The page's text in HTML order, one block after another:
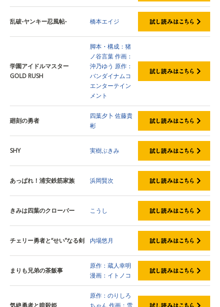
乱破-ヤンキー忍風帖- 橋本エイジ
学園アイドルマスター
GOLD RUSH
脚本・構成：猪
ノ谷言葉作画：
沖乃ゆう 原作：
バンダイナムコ
エンターテイン
メント
廻刻の勇者
四葉夕卜 佐藤貴
彬
SHY 実樹ぶきみ
あっぱれ！浦安鉄筋家族 浜岡賢次
きみは四葉のクローバー こうし
チェリー勇者と“せい”なる剣 内場悠月
まりも兄弟の茶飯事
原作：蔵人幸明
漫画：イトノコ
気絶勇者と暗殺姫
原作：のりしろ
ちゃん 作画：雪